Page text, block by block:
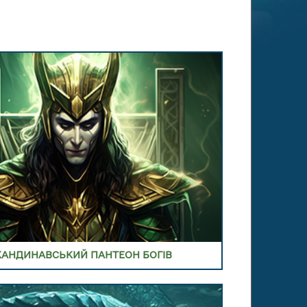
ПАНТЕОН БОГІВ
В РОЗДІЛ СКАНДИНАВСЬКИЙ БЕСТІАРІЙ
ІСТОТ ТА МОНСТРІВ